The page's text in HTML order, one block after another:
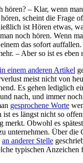
hören? – Klar, wenn
scheint die Frage
ist Hören etwas,
noch hören. Wenn
das sofort
– Aber so ist es eben
in einem anderen Artikel
meist nicht von
Es gehen lediglich
nach, und immer
gesprochene Worte
ist es längst nicht so
merkt. Obwohl es
unternehmen. Über die
an anderer Stelle
typischen